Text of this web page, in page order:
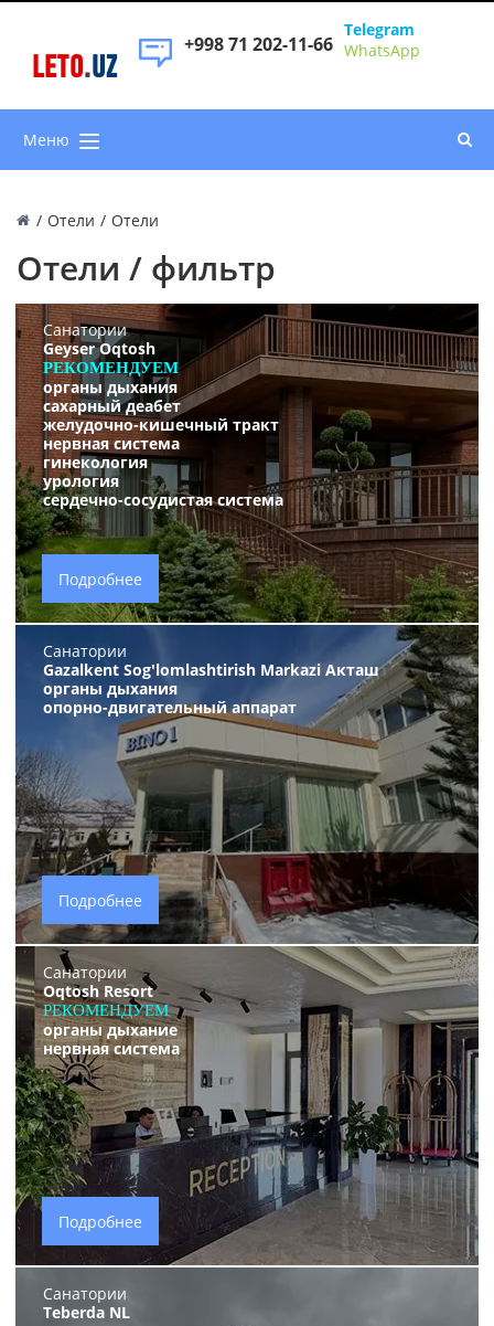
LETO.UZ
+998 71 202-11-66
Telegram
WhatsApp
Меню
/ Отели / Отели
Отели / фильтр
Санатории
Geyser Oqtosh
РЕКОМЕНДУЕМ
органы дыхания
сахарный деабет
желудочно-кишечный тракт
нервная система
гинекология
урология
сердечно-сосудистая система
Подробнее
Санатории
Gazalkent Sog'lomlashtirish Markazi Акташ
органы дыхания
опорно-двигательный аппарат
Подробнее
Санатории
Oqtosh Resort
РЕКОМЕНДУЕМ
органы дыхание
нервная система
Подробнее
Санатории
Teberda NL